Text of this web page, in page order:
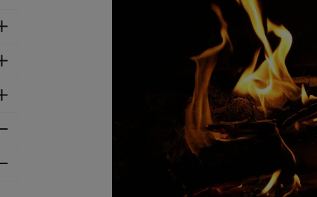
Undersidor för Bostäder
Undersidor för Bygga,
Undersidor för Djur och
Undersidor för Energi,
Undersidor för Energi-